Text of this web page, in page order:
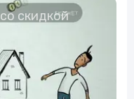
скидкой